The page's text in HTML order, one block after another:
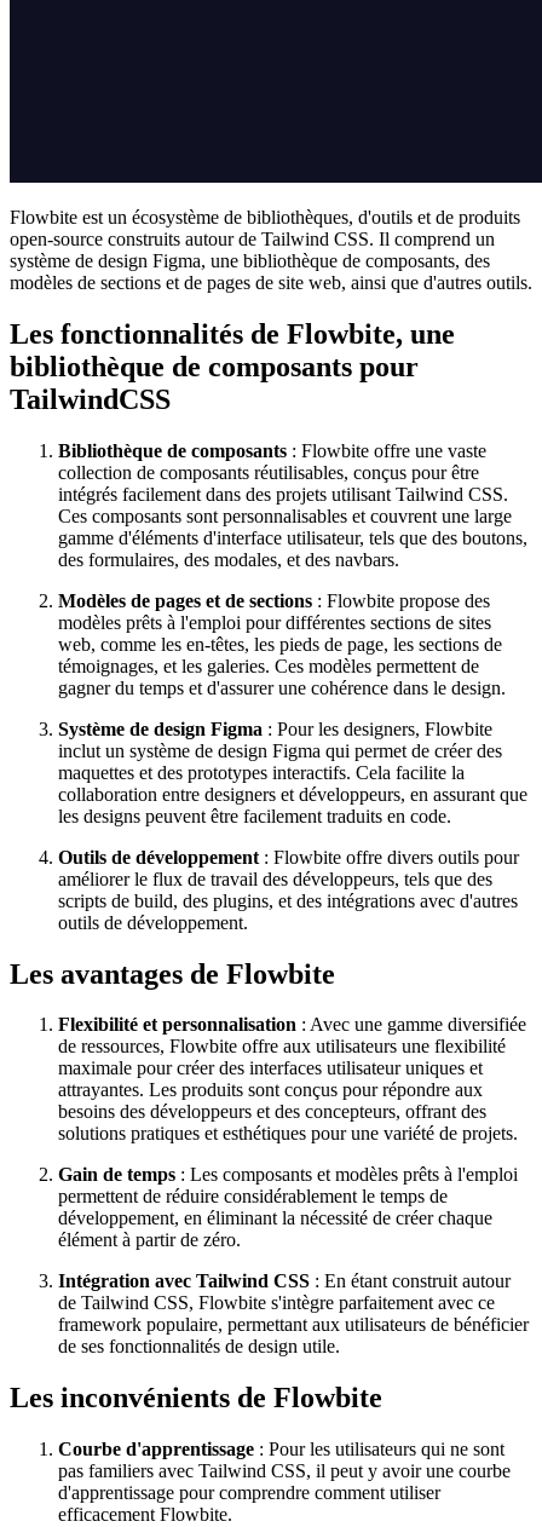
Flowbite est un écosystème de bibliothèques, d'outils et de produits
open-source construits autour de Tailwind CSS. Il comprend un
système de design Figma, une bibliothèque de composants, des
modèles de sections et de pages de site web, ainsi que d'autres outils.
Les fonctionnalités de Flowbite, une
bibliothèque de composants pour
TailwindCSS
Bibliothèque de composants : Flowbite offre une vaste
collection de composants réutilisables, conçus pour être
intégrés facilement dans des projets utilisant Tailwind CSS.
Ces composants sont personnalisables et couvrent une large
gamme d'éléments d'interface utilisateur, tels que des boutons,
des formulaires, des modales, et des navbars.
Modèles de pages et de sections : Flowbite propose des
modèles prêts à l'emploi pour différentes sections de sites
web, comme les en-têtes, les pieds de page, les sections de
témoignages, et les galeries. Ces modèles permettent de
gagner du temps et d'assurer une cohérence dans le design.
Système de design Figma : Pour les designers, Flowbite
inclut un système de design Figma qui permet de créer des
maquettes et des prototypes interactifs. Cela facilite la
collaboration entre designers et développeurs, en assurant que
les designs peuvent être facilement traduits en code.
Outils de développement : Flowbite offre divers outils pour
améliorer le flux de travail des développeurs, tels que des
scripts de build, des plugins, et des intégrations avec d'autres
outils de développement.
Les avantages de Flowbite
Flexibilité et personnalisation : Avec une gamme diversifiée
de ressources, Flowbite offre aux utilisateurs une flexibilité
maximale pour créer des interfaces utilisateur uniques et
attrayantes. Les produits sont conçus pour répondre aux
besoins des développeurs et des concepteurs, offrant des
solutions pratiques et esthétiques pour une variété de projets.
Gain de temps : Les composants et modèles prêts à l'emploi
permettent de réduire considérablement le temps de
développement, en éliminant la nécessité de créer chaque
élément à partir de zéro.
Intégration avec Tailwind CSS : En étant construit autour
de Tailwind CSS, Flowbite s'intègre parfaitement avec ce
framework populaire, permettant aux utilisateurs de bénéficier
de ses fonctionnalités de design utile.
Les inconvénients de Flowbite
Courbe d'apprentissage : Pour les utilisateurs qui ne sont
pas familiers avec Tailwind CSS, il peut y avoir une courbe
d'apprentissage pour comprendre comment utiliser
efficacement Flowbite.